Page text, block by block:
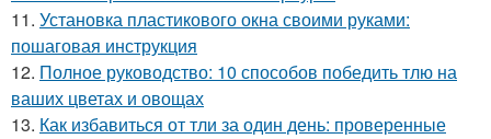
11. Установка пластикового окна своими руками:
пошаговая инструкция
12. Полное руководство: 10 способов победить тлю на
ваших цветах и овощах
13. Как избавиться от тли за один день: проверенные